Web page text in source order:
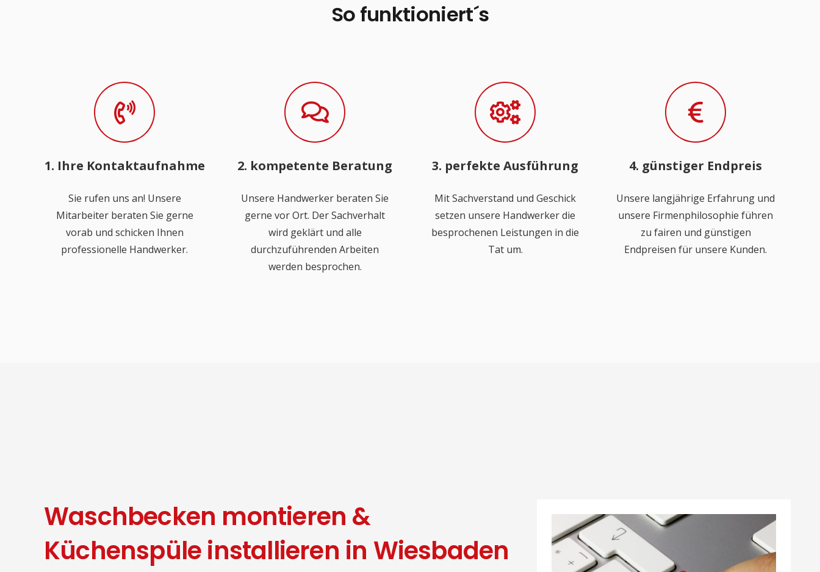
So funktioniert´s
1. Ihre Kontaktaufnahme
Sie rufen uns an! Unsere
Mitarbeiter beraten Sie gerne
vorab und schicken Ihnen
professionelle Handwerker.
2. kompetente Beratung
Unsere Handwerker beraten Sie
gerne vor Ort. Der Sachverhalt
wird geklärt und alle
durchzuführenden Arbeiten
werden besprochen.
3. perfekte Ausführung
Mit Sachverstand und Geschick
setzen unsere Handwerker die
besprochenen Leistungen in die
Tat um.
4. günstiger Endpreis
Unsere langjährige Erfahrung und
unsere Firmenphilosophie führen
zu fairen und günstigen
Endpreisen für unsere Kunden.
Waschbecken montieren &
Küchenspüle installieren in Wiesbaden